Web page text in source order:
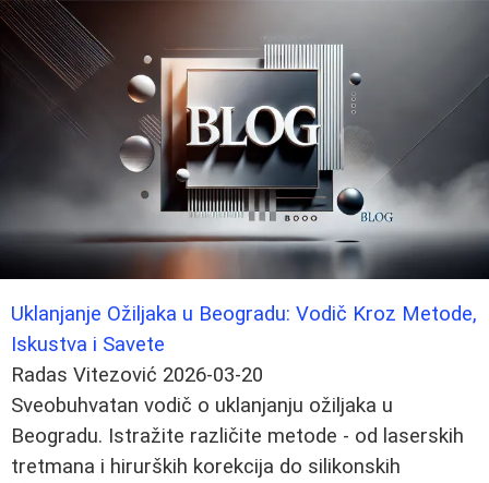
Uklanjanje Ožiljaka u Beogradu: Vodič Kroz Metode,
Iskustva i Savete
Radas Vitezović 2026-03-20
Sveobuhvatan vodič o uklanjanju ožiljaka u
Beogradu. Istražite različite metode - od laserskih
tretmana i hirurških korekcija do silikonskih